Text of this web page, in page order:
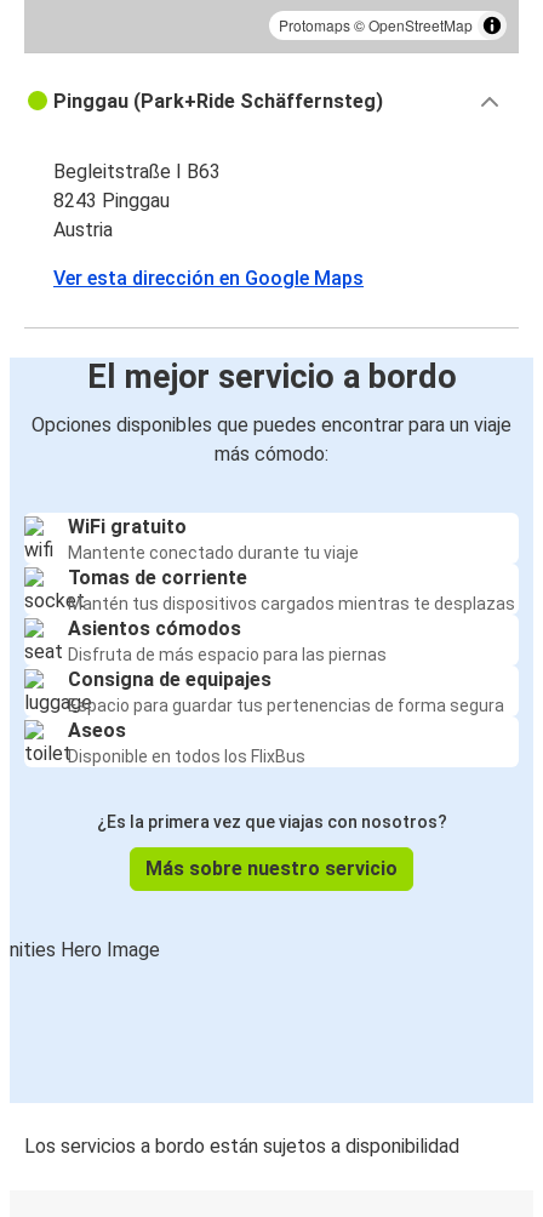
Protomaps©OpenStreetMap
Pinggau (Park+Ride Schäffernsteg)
Begleitstraße I B63
8243 Pinggau
Austria
Ver esta dirección en Google Maps
El mejor servicio a bordo
Opciones disponibles que puedes encontrar para un viaje
más cómodo:
WiFi gratuito
Mantente conectado durante tu viaje
Tomas de corriente
Mantén tus dispositivos cargados mientras te desplazas
Asientos cómodos
Disfruta de más espacio para las piernas
Consigna de equipajes
Espacio para guardar tus pertenencias de forma segura
Aseos
Disponible en todos los FlixBus
¿Es la primera vez que viajas con nosotros?
Más sobre nuestro servicio
Los servicios a bordo están sujetos a disponibilidad